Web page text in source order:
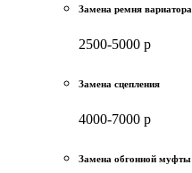
Замена ремня вариатора
2500-5000 р
Замена сцепления
4000-7000 р
Замена обгонной муфты